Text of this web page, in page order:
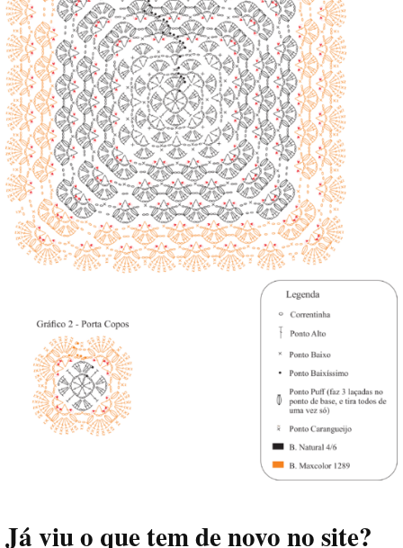
Já viu o que tem de novo no site?